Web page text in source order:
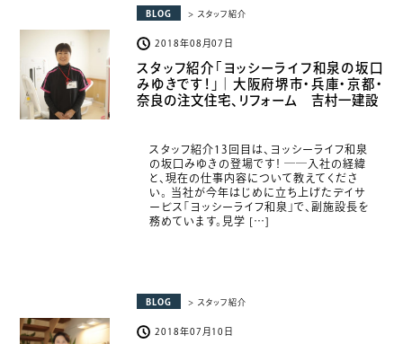
BLOG > スタッフ紹介
2018年08月07日
スタッフ紹介「ヨッシーライフ和泉の坂口
みゆきです！」｜大阪府堺市・兵庫・京都・
奈良の注文住宅、リフォーム 吉村一建設
スタッフ紹介13回目は、ヨッシーライフ和泉
の坂口みゆきの登場です！ ――入社の経緯
と、現在の仕事内容について教えてくださ
い。 当社が今年はじめに立ち上げたデイサ
ービス「ヨッシーライフ和泉」で、副施設長を
務めています。見学 […]
BLOG > スタッフ紹介
2018年07月10日